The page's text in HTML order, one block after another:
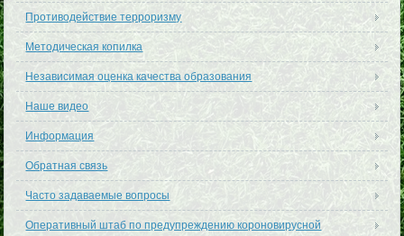
Противодействие терроризму
Методическая копилка
Независимая оценка качества образования
Наше видео
Информация
Обратная связь
Часто задаваемые вопросы
Оперативный штаб по предупреждению короновирусной